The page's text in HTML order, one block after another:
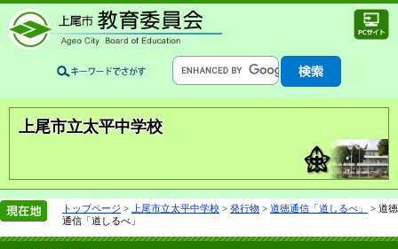
上尾市立太平中学校
トップページ > 上尾市立太平中学校 > 発行物 > 道徳通信「道しるべ」 > 道徳
通信「道しるべ」